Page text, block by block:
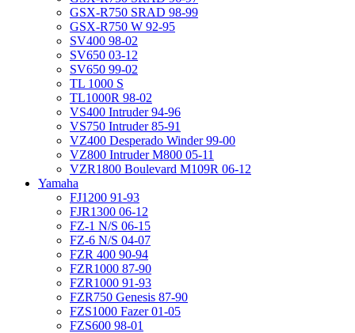
GSX-R750 SRAD 98-99
GSX-R750 W 92-95
SV400 98-02
SV650 03-12
SV650 99-02
TL 1000 S
TL1000R 98-02
VS400 Intruder 94-96
VS750 Intruder 85-91
VZ400 Desperado Winder 99-00
VZ800 Intruder M800 05-11
VZR1800 Boulevard M109R 06-12
Yamaha
FJ1200 91-93
FJR1300 06-12
FZ-1 N/S 06-15
FZ-6 N/S 04-07
FZR 400 90-94
FZR1000 87-90
FZR1000 91-93
FZR750 Genesis 87-90
FZS1000 Fazer 01-05
FZS600 98-01